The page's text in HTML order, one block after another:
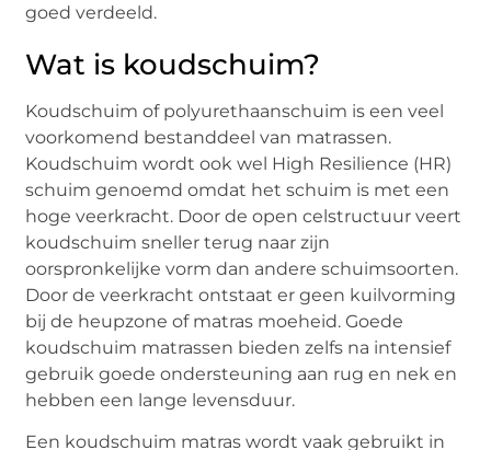
goed verdeeld.
Wat is koudschuim?
Koudschuim of polyurethaanschuim is een veel
voorkomend bestanddeel van matrassen.
Koudschuim wordt ook wel High Resilience (HR)
schuim genoemd omdat het schuim is met een
hoge veerkracht. Door de open celstructuur veert
koudschuim sneller terug naar zijn
oorspronkelijke vorm dan andere schuimsoorten.
Door de veerkracht ontstaat er geen kuilvorming
bij de heupzone of matras moeheid. Goede
koudschuim matrassen bieden zelfs na intensief
gebruik goede ondersteuning aan rug en nek en
hebben een lange levensduur.
Een koudschuim matras wordt vaak gebruikt in